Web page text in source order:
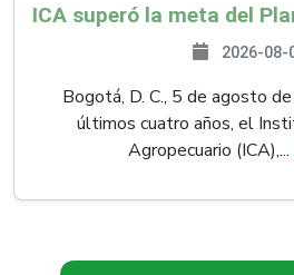
2026-08-
Bogotá, D. C., 5 de agosto
últimos cuatro años, el
Agropecuario (ICA),...